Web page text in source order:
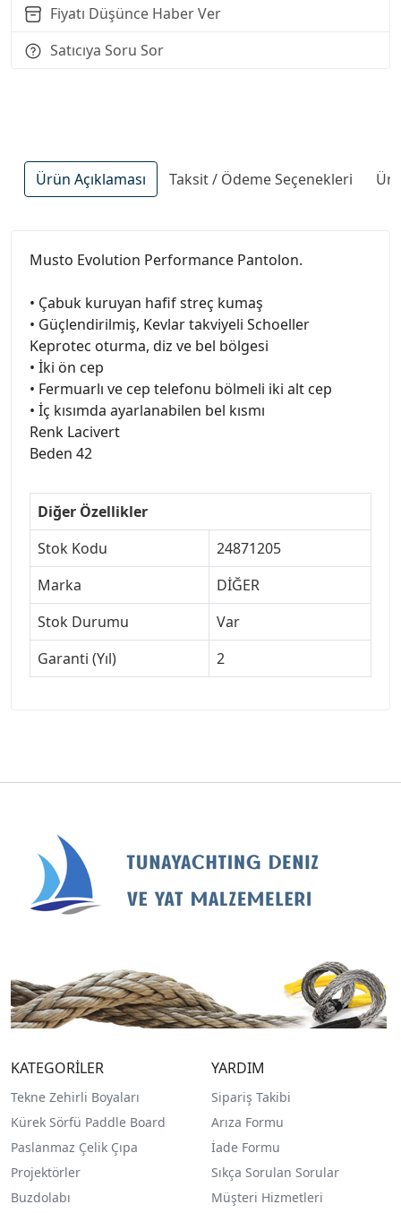
Fiyatı Düşünce Haber Ver
Satıcıya Soru Sor
Ürün Açıklaması Taksit / Ödeme Seçenekleri
Musto Evolution Performance Pantolon.
• Çabuk kuruyan hafif streç kumaş
• Güçlendirilmiş, Kevlar takviyeli Schoeller
Keprotec oturma, diz ve bel bölgesi
• İki ön cep
• Fermuarlı ve cep telefonu bölmeli iki alt cep
• İç kısımda ayarlanabilen bel kısmı
Renk Lacivert
Beden 42
Diğer Özellikler
Stok Kodu
24871205
Marka
DİĞER
Stok Durumu
Var
Garanti (Yıl)
2
KATEGORİLER
Tekne Zehirli Boyaları
Kürek Sörfü Paddle Board
Paslanmaz Çelik Çıpa
Projektörler
Buzdolabı
YARDIM
Sipariş Takibi
Arıza Formu
İade Formu
Sıkça Sorulan Sorular
Müşteri Hizmetleri